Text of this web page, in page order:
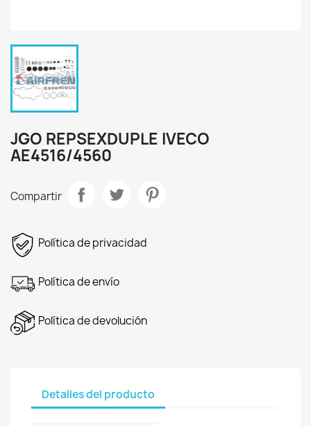
JGO REPSEXDUPLE IVECO
AE4516/4560
Compartir
Política de privacidad
Política de envío
Política de devolución
Detalles del producto